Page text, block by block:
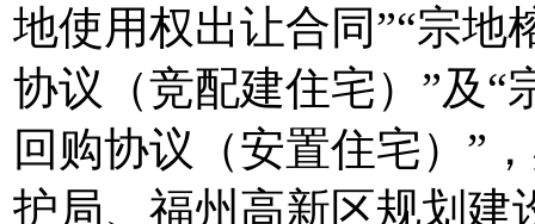
地使用权出让合同”“宗地
协议（竞配建住宅）”及“
回购协议（安置住宅）”
护局、福州高新区规划建